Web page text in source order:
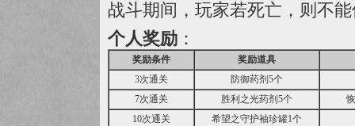
战斗期间，玩家若死亡，则不
个人奖励 ：
奖励条件
奖励道具
3次通关
防御药剂5个
7次通关
胜利之光药剂5个
10次通关
希望之守护袖珍罐1个